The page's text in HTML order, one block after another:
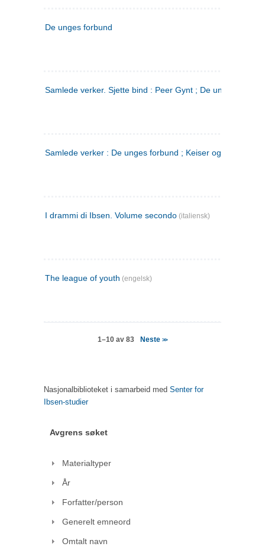
De unges forbund
Samlede verker. Sjette bind : Peer Gynt ; De unges
Samlede verker : De unges forbund ; Keiser og Galilæer. 3
I drammi di Ibsen. Volume secondo (italiensk)
The league of youth (engelsk)
1–10 av 83 Neste>>
Nasjonalbiblioteket i samarbeid med Senter for
Ibsen-studier
Avgrens søket
Materialtyper
År
Forfatter/person
Generelt emneord
Omtalt navn